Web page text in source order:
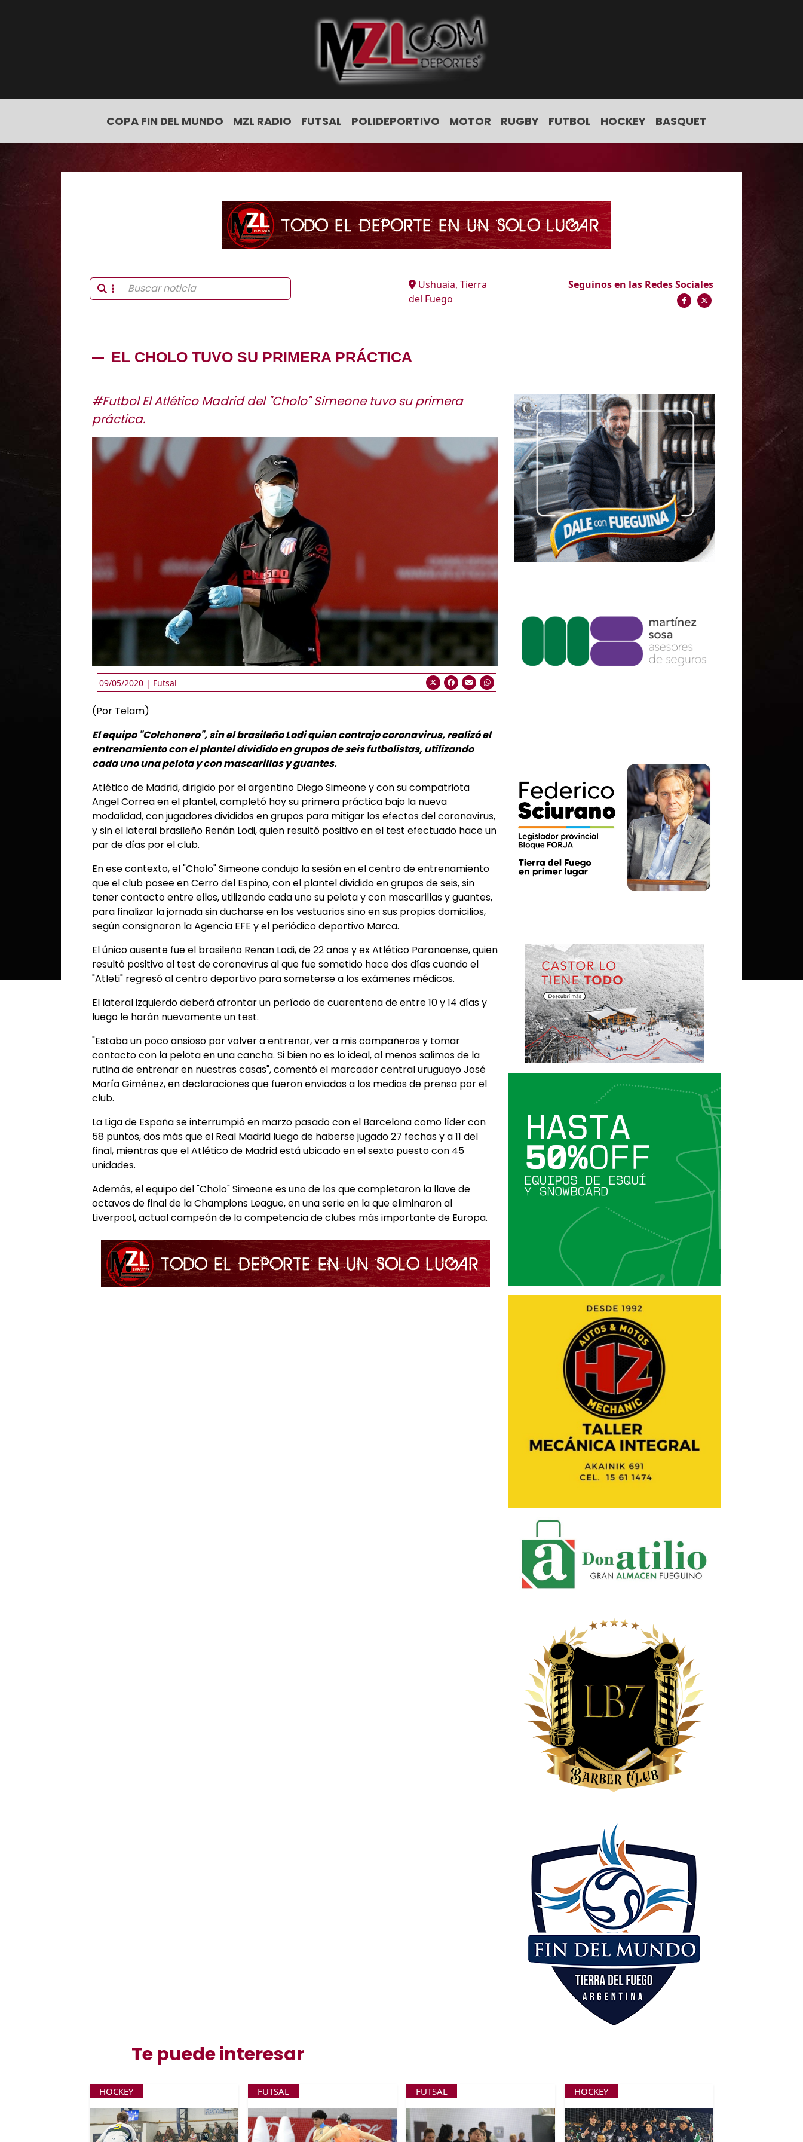
COPA FIN DEL MUNDO MZL RADIO FUTSAL POLIDEPORTIVO MOTOR RUGBY FUTBOL HOCKEY BASQUET
Ushuaia, Tierra
del Fuego
Seguinos en las Redes Sociales
EL CHOLO TUVO SU PRIMERA PRÁCTICA
#Futbol El Atlético Madrid del "Cholo" Simeone tuvo su primera
práctica.
09/05/2020 | Futsal
(Por Telam)
El equipo "Colchonero", sin el brasileño Lodi quien contrajo coronavirus, realizó el
entrenamiento con el plantel dividido en grupos de seis futbolistas, utilizando
cada uno una pelota y con mascarillas y guantes.
Atlético de Madrid, dirigido por el argentino Diego Simeone y con su compatriota
Angel Correa en el plantel, completó hoy su primera práctica bajo la nueva
modalidad, con jugadores divididos en grupos para mitigar los efectos del coronavirus,
y sin el lateral brasileño Renán Lodi, quien resultó positivo en el test efectuado hace un
par de días por el club.
En ese contexto, el "Cholo" Simeone condujo la sesión en el centro de entrenamiento
que el club posee en Cerro del Espino, con el plantel dividido en grupos de seis, sin
tener contacto entre ellos, utilizando cada uno su pelota y con mascarillas y guantes,
para finalizar la jornada sin ducharse en los vestuarios sino en sus propios domicilios,
según consignaron la Agencia EFE y el periódico deportivo Marca.
El único ausente fue el brasileño Renan Lodi, de 22 años y ex Atlético Paranaense, quien
resultó positivo al test de coronavirus al que fue sometido hace dos días cuando el
"Atleti" regresó al centro deportivo para someterse a los exámenes médicos.
El lateral izquierdo deberá afrontar un período de cuarentena de entre 10 y 14 días y
luego le harán nuevamente un test.
"Estaba un poco ansioso por volver a entrenar, ver a mis compañeros y tomar
contacto con la pelota en una cancha. Si bien no es lo ideal, al menos salimos de la
rutina de entrenar en nuestras casas", comentó el marcador central uruguayo José
María Giménez, en declaraciones que fueron enviadas a los medios de prensa por el
club.
La Liga de España se interrumpió en marzo pasado con el Barcelona como líder con
58 puntos, dos más que el Real Madrid luego de haberse jugado 27 fechas y a 11 del
final, mientras que el Atlético de Madrid está ubicado en el sexto puesto con 45
unidades.
Además, el equipo del "Cholo" Simeone es uno de los que completaron la llave de
octavos de final de la Champions League, en una serie en la que eliminaron al
Liverpool, actual campeón de la competencia de clubes más importante de Europa.
Te puede interesar
HOCKEY FUTSAL FUTSAL HOCKEY